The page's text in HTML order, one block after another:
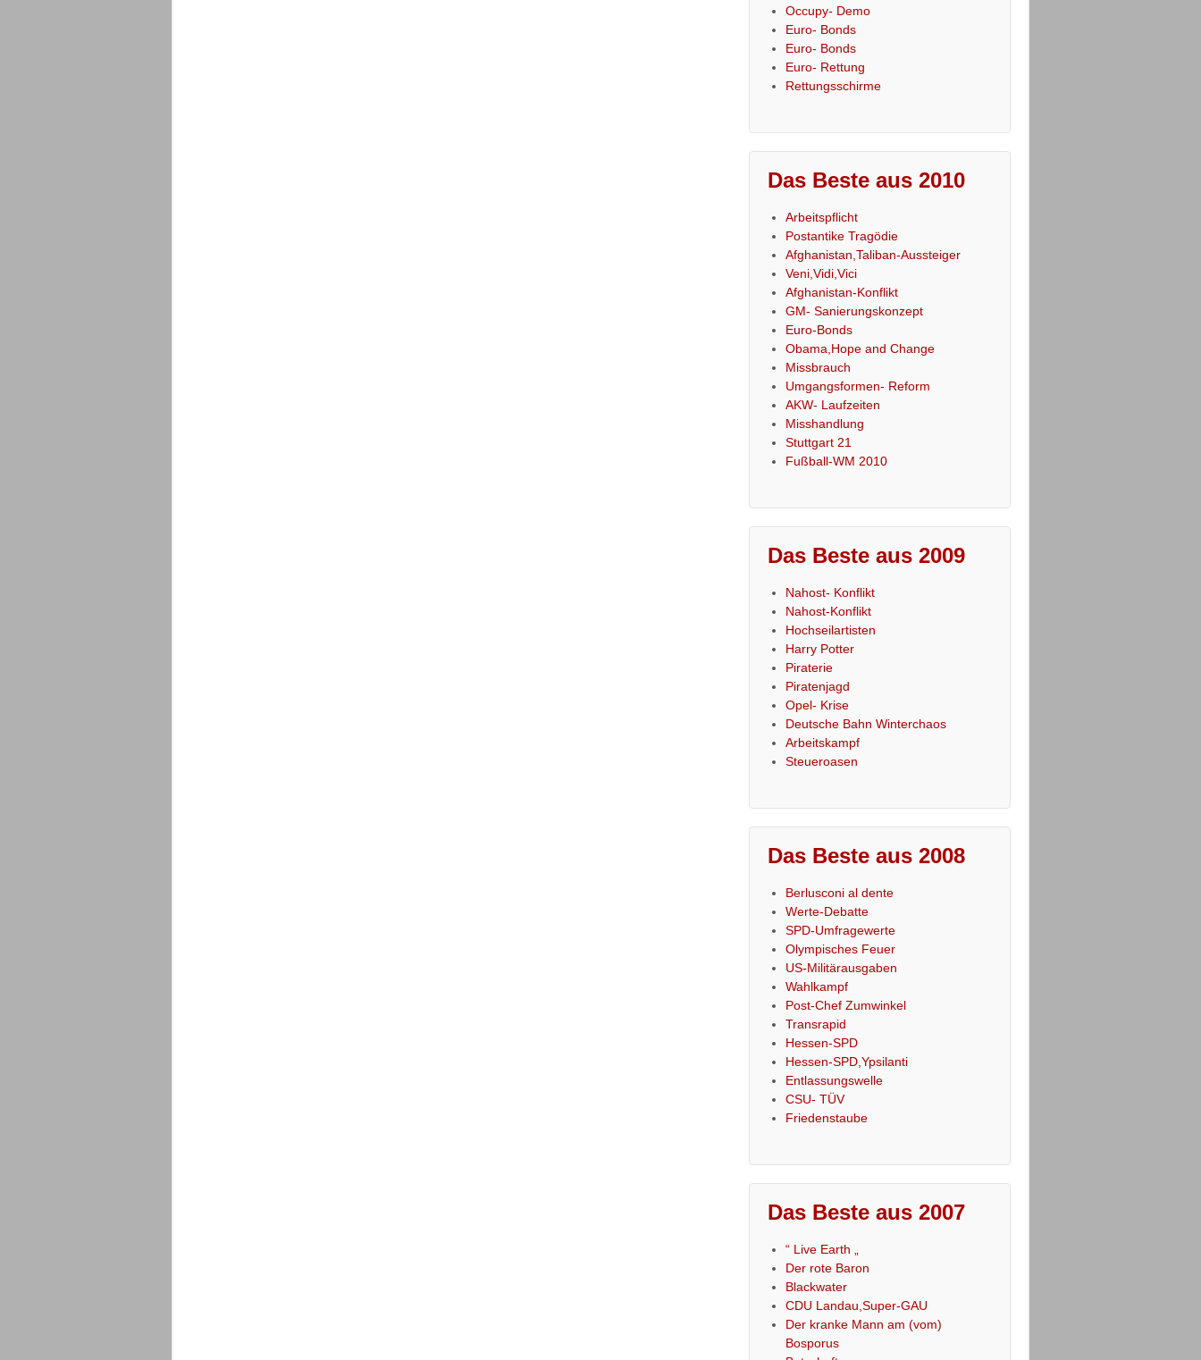
Occupy- Demo
Euro- Bonds
Euro- Bonds
Euro- Rettung
Rettungsschirme
Das Beste aus 2010
Arbeitspflicht
Postantike Tragödie
Afghanistan,Taliban-Aussteiger
Veni,Vidi,Vici
Afghanistan-Konflikt
GM- Sanierungskonzept
Euro-Bonds
Obama,Hope and Change
Missbrauch
Umgangsformen- Reform
AKW- Laufzeiten
Misshandlung
Stuttgart 21
Fußball-WM 2010
Das Beste aus 2009
Nahost- Konflikt
Nahost-Konflikt
Hochseilartisten
Harry Potter
Piraterie
Piratenjagd
Opel- Krise
Deutsche Bahn Winterchaos
Arbeitskampf
Steueroasen
Das Beste aus 2008
Berlusconi al dente
Werte-Debatte
SPD-Umfragewerte
Olympisches Feuer
US-Militärausgaben
Wahlkampf
Post-Chef Zumwinkel
Transrapid
Hessen-SPD
Hessen-SPD,Ypsilanti
Entlassungswelle
CSU- TÜV
Friedenstaube
Das Beste aus 2007
“ Live Earth „
Der rote Baron
Blackwater
CDU Landau,Super-GAU
Der kranke Mann am (vom)
Bosporus